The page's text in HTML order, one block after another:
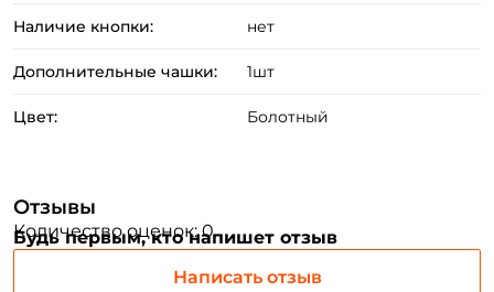
Наличие кнопки: нет
Дополнительные чашки: 1шт
Цвет: Болотный
Отзывы
Количество оценок: 0
Будь первым, кто напишет отзыв
Написать отзыв
Создать аккаунт